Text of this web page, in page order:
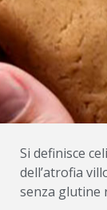
Si definisce
dell’atrofia
senza glutine